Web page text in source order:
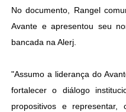
No documento, Rangel
Avante e apresentou seu
bancada na Alerj.
"Assumo a liderança do
fortalecer o diálogo
propositivos e